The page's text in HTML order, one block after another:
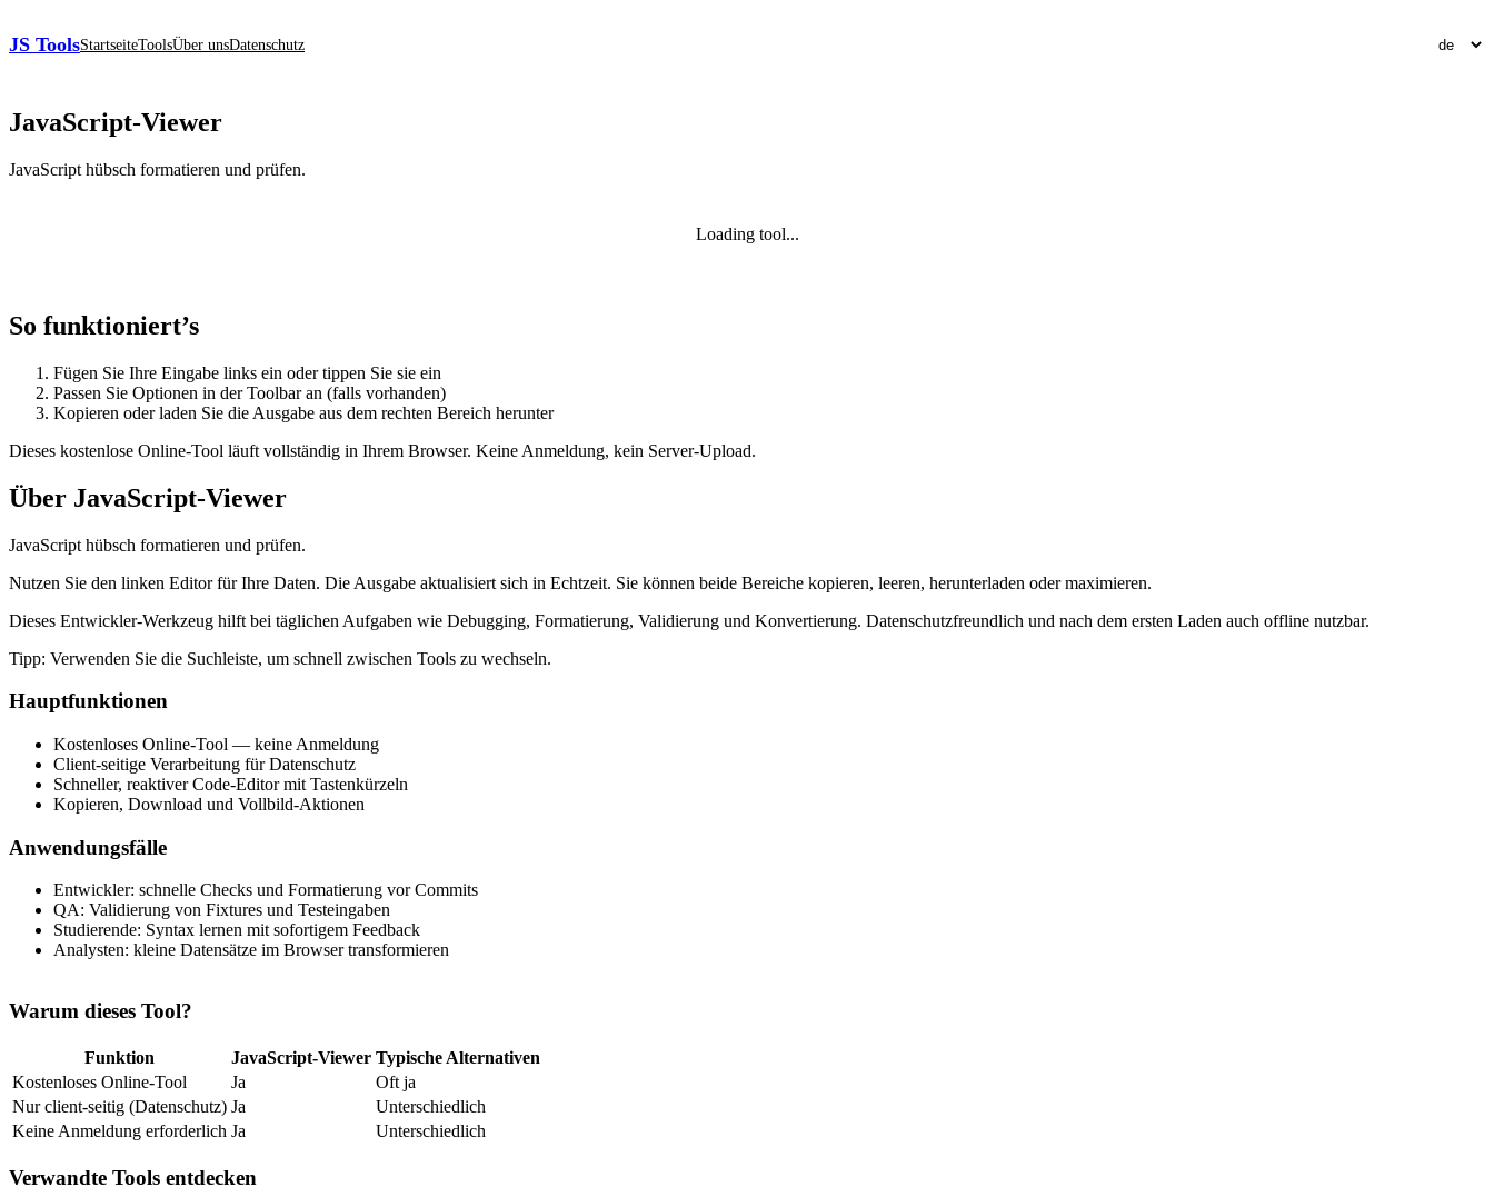
JS ToolsStartseiteToolsÜber unsDatenschutz
JavaScript‑Viewer
JavaScript hübsch formatieren und prüfen.
Loading tool...
So funktioniert’s
Fügen Sie Ihre Eingabe links ein oder tippen Sie sie ein
Passen Sie Optionen in der Toolbar an (falls vorhanden)
Kopieren oder laden Sie die Ausgabe aus dem rechten Bereich herunter
Dieses kostenlose Online‑Tool läuft vollständig in Ihrem Browser. Keine Anmeldung, kein Server‑Upload.
Über JavaScript‑Viewer
JavaScript hübsch formatieren und prüfen.
Nutzen Sie den linken Editor für Ihre Daten. Die Ausgabe aktualisiert sich in Echtzeit. Sie können beide Bereiche kopieren, leeren, herunterladen oder maximieren.
Dieses Entwickler‑Werkzeug hilft bei täglichen Aufgaben wie Debugging, Formatierung, Validierung und Konvertierung. Datenschutzfreundlich und nach dem ersten Laden auch offline nutzbar.
Tipp: Verwenden Sie die Suchleiste, um schnell zwischen Tools zu wechseln.
Hauptfunktionen
Kostenloses Online‑Tool — keine Anmeldung
Client‑seitige Verarbeitung für Datenschutz
Schneller, reaktiver Code‑Editor mit Tastenkürzeln
Kopieren, Download und Vollbild‑Aktionen
Anwendungsfälle
Entwickler: schnelle Checks und Formatierung vor Commits
QA: Validierung von Fixtures und Testeingaben
Studierende: Syntax lernen mit sofortigem Feedback
Analysten: kleine Datensätze im Browser transformieren
Warum dieses Tool?
Funktion JavaScript‑Viewer Typische Alternativen
Kostenloses Online‑Tool
Ja
Oft ja
Nur client‑seitig (Datenschutz) Ja
Unterschiedlich
Keine Anmeldung erforderlich Ja Unterschiedlich
Verwandte Tools entdecken